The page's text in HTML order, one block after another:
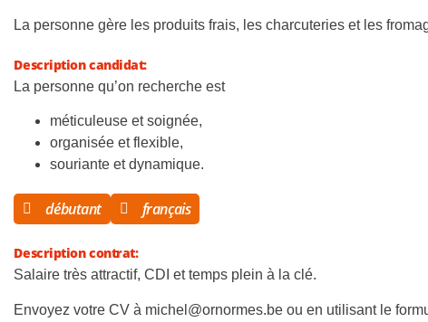
La personne gère les produits frais, les charcuteries et les
Description candidat:
La personne qu’on recherche est
méticuleuse et soignée,
organisée et flexible,
souriante et dynamique.
débutant français
Description contrat:
Salaire très attractif, CDI et temps plein à la clé.
Envoyez votre CV à michel@ornormes.be ou en utilisant le